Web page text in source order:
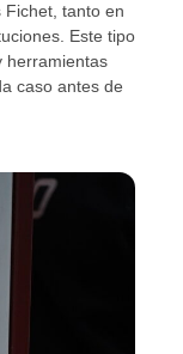
Fichet, tanto en
Este tipo
herramientas
caso antes de